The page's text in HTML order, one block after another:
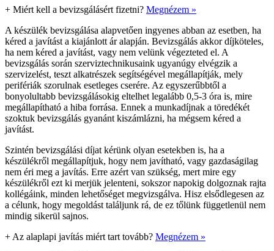
+ Miért kell a bevizsgálásért fizetni? Megnézem »
A készülék bevizsgálása alapvetően ingyenes abban az esetben, ha
kéred a javítást a kiajánlott ár alapján. Bevizsgálás akkor díjköteles,
ha nem kéred a javítást, vagy nem velünk végezteted el. A
bevizsgálás során szerviztechnikusaink ugyanúgy elvégzik a
szervizelést, teszt alkatrészek segítségével megállapítják, mely
perifériák szorulnak esetleges cserére. Az egyszerűbbtől a
bonyolultabb bevizsgálásokig eltelhet legalább 0,5-3 óra is, mire
megállapítható a hiba forrása. Ennek a munkadíjnak a töredékét
szoktuk bevizsgálás gyanánt kiszámlázni, ha mégsem kéred a
javítást.
Szintén bevizsgálási díjat kérünk olyan esetekben is, ha a
készülékről megállapítjuk, hogy nem javítható, vagy gazdaságilag
nem éri meg a javítás. Erre azért van szükség, mert mire egy
készülékről ezt ki merjük jelenteni, sokszor napokig dolgoznak rajta
kollégáink, minden lehetőséget megvizsgálva. Hisz elsődlegesen az
a célunk, hogy megoldást találjunk rá, de ez tőlünk függetlenül nem
mindig sikerül sajnos.
+ Az alaplapi javítás miért tart tovább? Megnézem »